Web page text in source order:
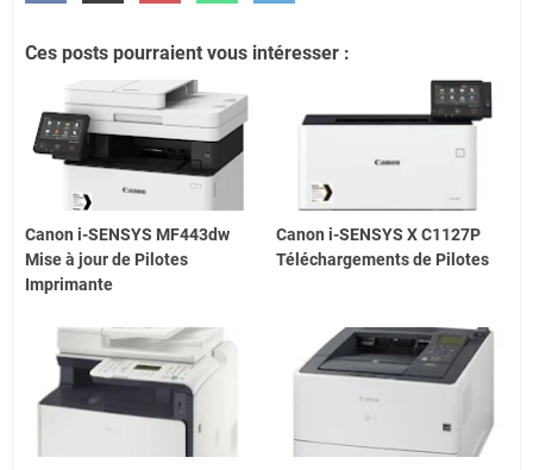
Ces posts pourraient vous intéresser :
Canon i-SENSYS MF443dw
Mise à jour de Pilotes
Imprimante
Canon i-SENSYS X C1127P
Téléchargements de Pilotes